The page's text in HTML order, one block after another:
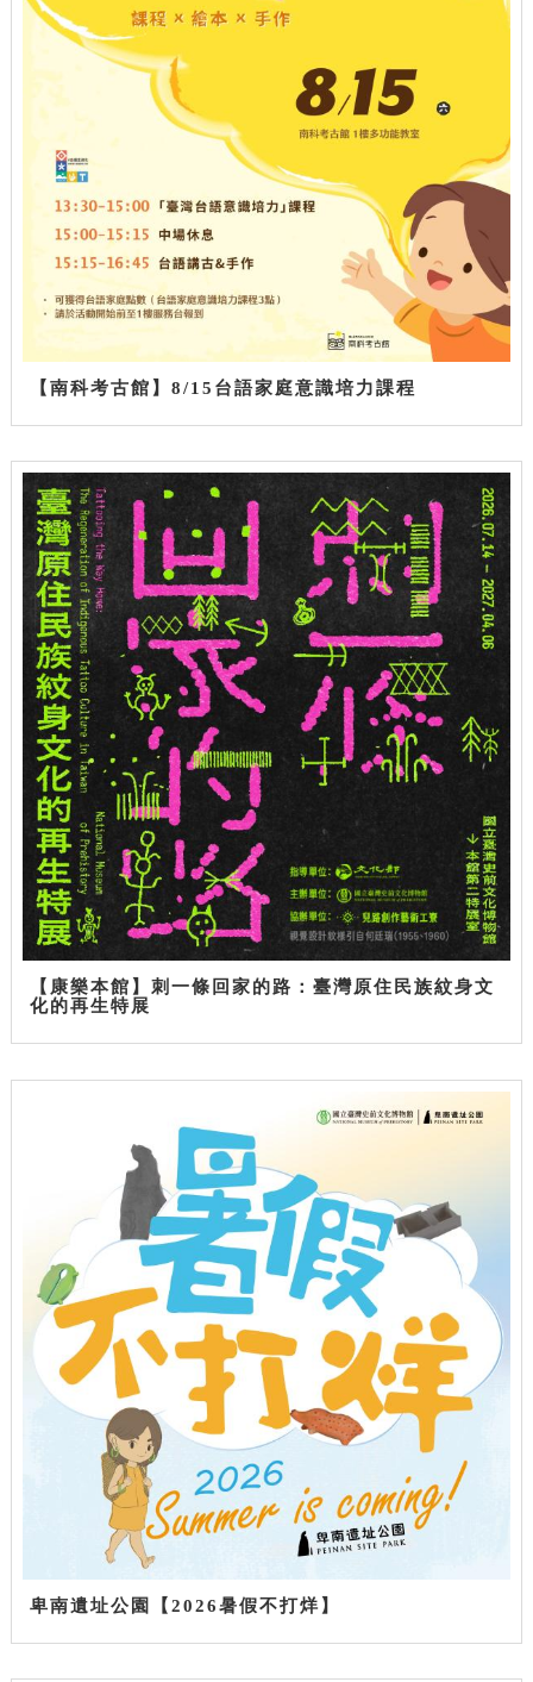
【南科考古館】8/15台語家庭意識培力課程
【康樂本館】刺一條回家的路：臺灣原住民族紋身文
化的再生特展
卑南遺址公園【2026暑假不打烊】